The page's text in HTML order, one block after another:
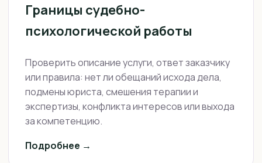
Границы судебно-
психологической работы
Проверить описание услуги, ответ заказчику
или правила: нет ли обещаний исхода дела,
подмены юриста, смешения терапии и
экспертизы, конфликта интересов или выхода
за компетенцию.
Подробнее →